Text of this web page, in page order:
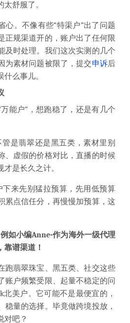
舒服了。
心。不像有些“特渠户”出了问题
正规渠道开的，账户出了任何限
及时处理。我们这次实测的几个
为素材问题被限了，提交申诉后
么事儿。
能户”，想跑稳了，还是有几个
是翡翠还是黑五类，素材里别
、虚假的价格对比，直播的时候
是长久之计。
来先别猛拉预算，先用低预算
累点信任分，再慢慢加预算，这
例如小编Anne-作为海外一级代理
靠谱渠道！
跑翡翠珠宝、黑五类、社交这些
账户频繁受限、起量不稳定的问
北美户。它可能不是最便宜的，
稳量的选择。毕竟做跨境投放，
对吧？